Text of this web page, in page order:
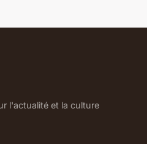
l'actualité et la culture